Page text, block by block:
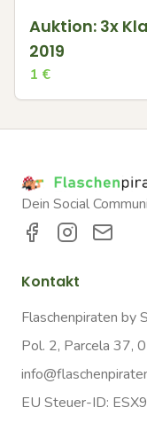
Auktion: 3x
2019
1 €
Dein Social
Kontakt
Flaschenpiraten by
Pol. 2, Parcela 37,
EU Steuer-ID: